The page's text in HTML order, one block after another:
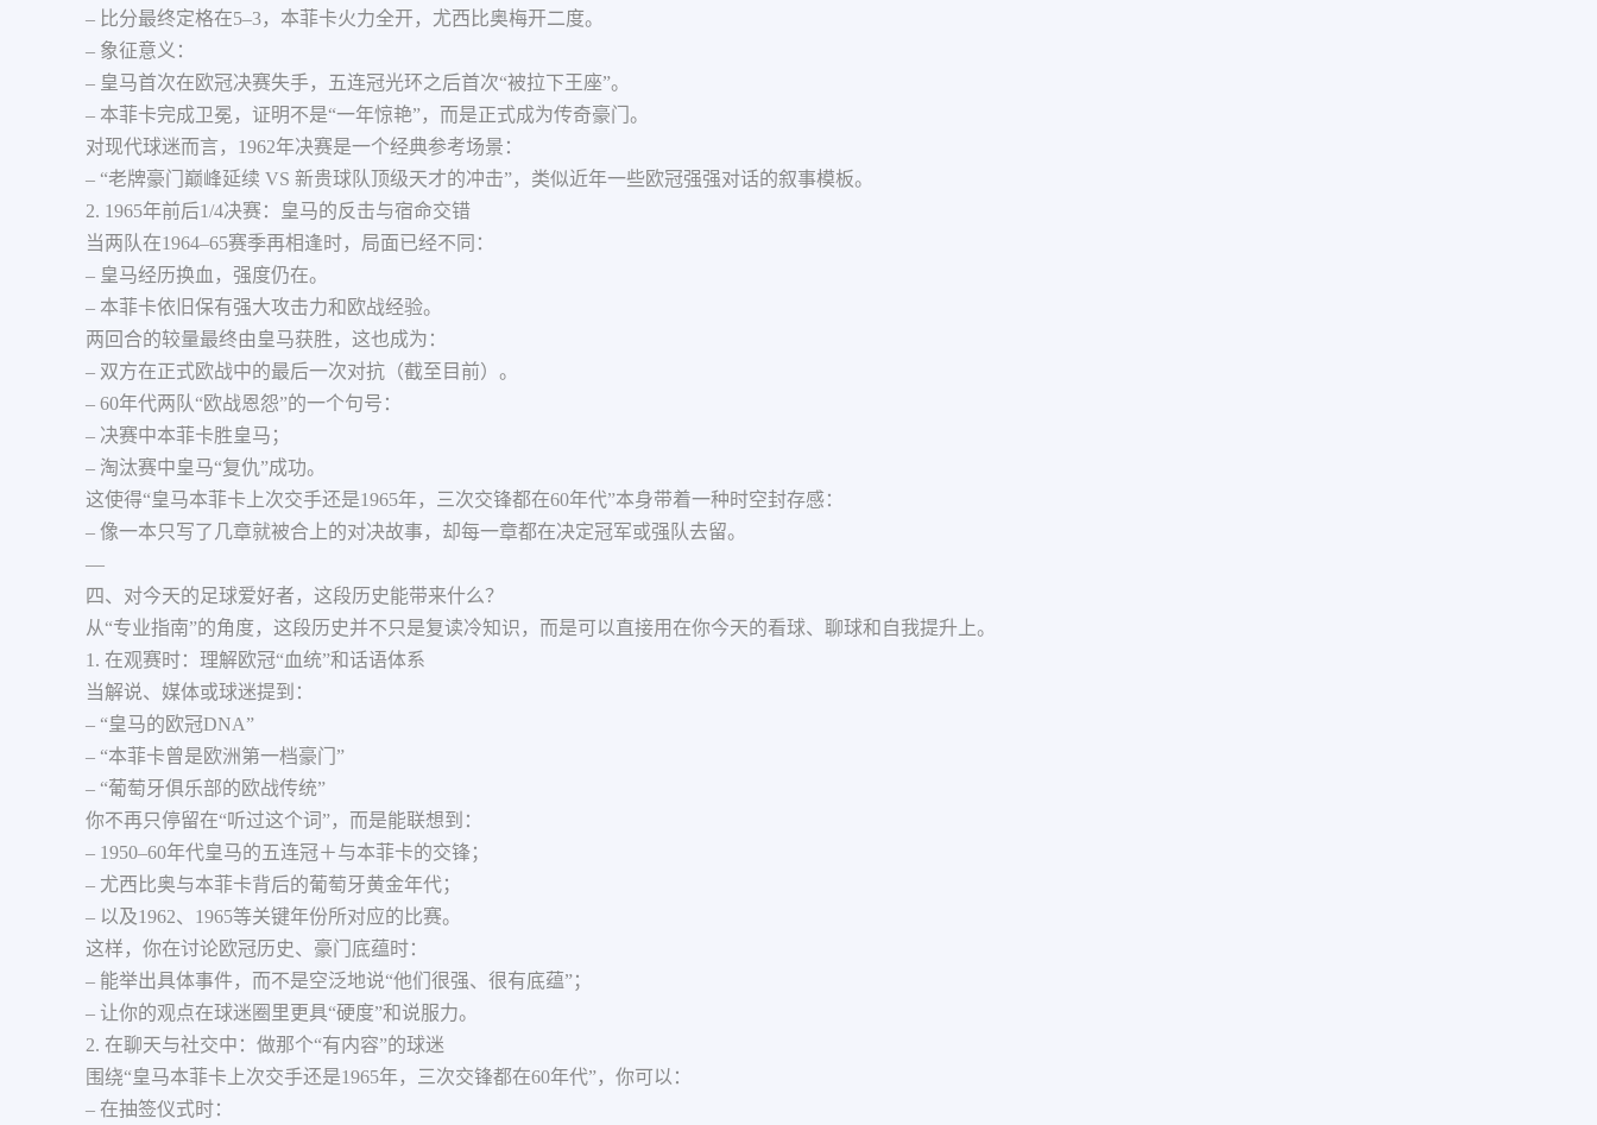
– 比分最终定格在5–3，本菲卡火力全开，尤西比奥梅开二度。
– 象征意义：
– 皇马首次在欧冠决赛失手，五连冠光环之后首次“被拉下王座”。
– 本菲卡完成卫冕，证明不是“一年惊艳”，而是正式成为传奇豪门。
对现代球迷而言，1962年决赛是一个经典参考场景：
– “老牌豪门巅峰延续 VS 新贵球队顶级天才的冲击”，类似近年一些欧冠强强对话的叙事模板。
2. 1965年前后1/4决赛：皇马的反击与宿命交错
当两队在1964–65赛季再相逢时，局面已经不同：
– 皇马经历换血，强度仍在。
– 本菲卡依旧保有强大攻击力和欧战经验。
两回合的较量最终由皇马获胜，这也成为：
– 双方在正式欧战中的最后一次对抗（截至目前）。
– 60年代两队“欧战恩怨”的一个句号：
– 决赛中本菲卡胜皇马；
– 淘汰赛中皇马“复仇”成功。
这使得“皇马本菲卡上次交手还是1965年，三次交锋都在60年代”本身带着一种时空封存感：
– 像一本只写了几章就被合上的对决故事，却每一章都在决定冠军或强队去留。
—
四、对今天的足球爱好者，这段历史能带来什么？
从“专业指南”的角度，这段历史并不只是复读冷知识，而是可以直接用在你今天的看球、聊球和自我提升上。
1. 在观赛时：理解欧冠“血统”和话语体系
当解说、媒体或球迷提到：
– “皇马的欧冠DNA”
– “本菲卡曾是欧洲第一档豪门”
– “葡萄牙俱乐部的欧战传统”
你不再只停留在“听过这个词”，而是能联想到：
– 1950–60年代皇马的五连冠＋与本菲卡的交锋；
– 尤西比奥与本菲卡背后的葡萄牙黄金年代；
– 以及1962、1965等关键年份所对应的比赛。
这样，你在讨论欧冠历史、豪门底蕴时：
– 能举出具体事件，而不是空泛地说“他们很强、很有底蕴”；
– 让你的观点在球迷圈里更具“硬度”和说服力。
2. 在聊天与社交中：做那个“有内容”的球迷
围绕“皇马本菲卡上次交手还是1965年，三次交锋都在60年代”，你可以：
– 在抽签仪式时：